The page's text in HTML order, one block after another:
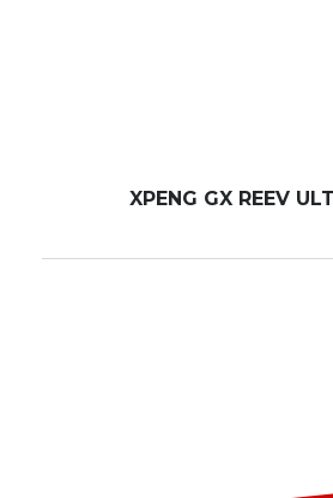
XPENG GX REEV